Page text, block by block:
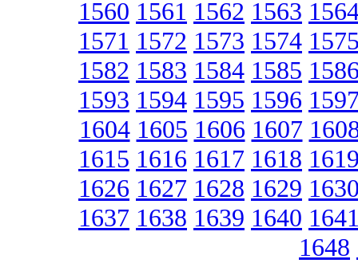
1560 1561 1562 1563
1571 1572 1573 1574
1582 1583 1584 1585
1593 1594 1595 1596
1604 1605 1606 1607
1615 1616 1617 1618
1626 1627 1628 1629
1637 1638 1639 1640
1648